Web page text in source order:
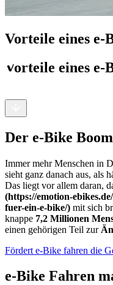
Vorteile eines e-
Vorteile eines e-
Der e-Bike
Immer mehr Menschen in
sieht ganz danach aus, als
Das liegt vor allem daran,
(https://emotion-
fuer-ein-e-bike/) mit sich
knappe 7,2 Millionen
einen gehörigen Teil zur
Fördert e-Bike fahren die
e-Bike Fahren